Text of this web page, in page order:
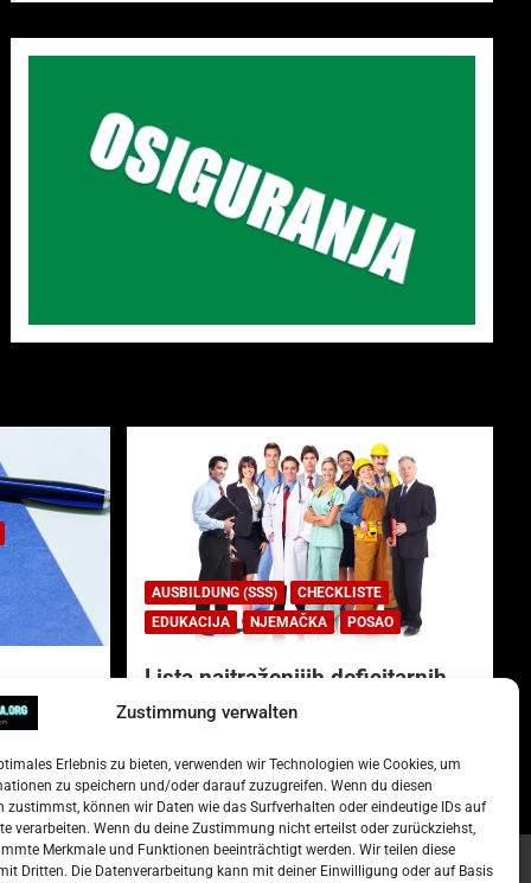
Zustimmung verwalten
Erlebnis zu bieten, verwenden wir Technologien wie Cookies, um
zu speichern und/oder darauf zuzugreifen. Wenn du diesen
zustimmst, können wir Daten wie das Surfverhalten oder eindeutige IDs auf
verarbeiten. Wenn du deine Zustimmung nicht erteilst oder zurückziehst,
Merkmale und Funktionen beeinträchtigt werden. Wir teilen diese
Dritten. Die Datenverarbeitung kann mit deiner Einwilligung oder auf Basis
AUSBILDUNG (SSS)
CHECKLISTE
EDUKACIJA
NJEMAČKA POSAO
Lista najtraženijih deficitarnih
zanimanja u Njemačkoj.